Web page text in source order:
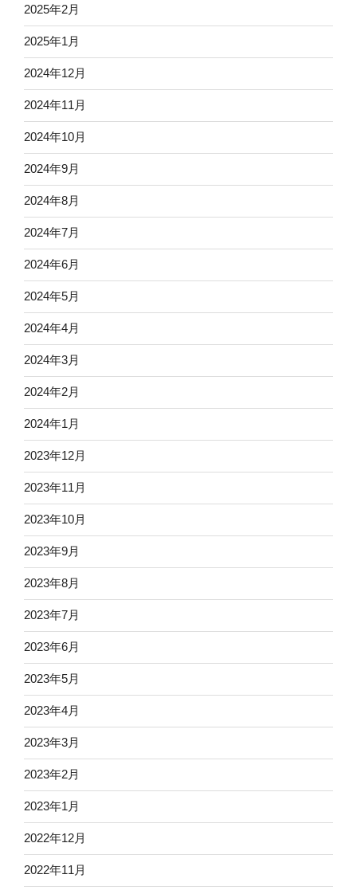
2025年2月
2025年1月
2024年12月
2024年11月
2024年10月
2024年9月
2024年8月
2024年7月
2024年6月
2024年5月
2024年4月
2024年3月
2024年2月
2024年1月
2023年12月
2023年11月
2023年10月
2023年9月
2023年8月
2023年7月
2023年6月
2023年5月
2023年4月
2023年3月
2023年2月
2023年1月
2022年12月
2022年11月